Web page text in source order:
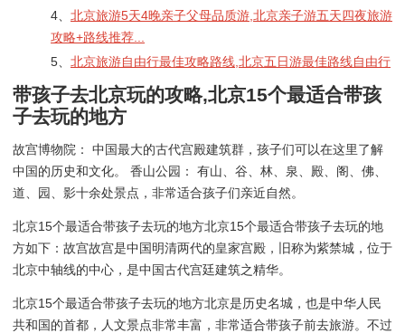
4、 北京旅游5天4晚亲子父母品质游,北京亲子游五天四夜旅游
攻略+路线推荐...
5、 北京旅游自由行最佳攻略路线,北京五日游最佳路线自由行
带孩子去北京玩的攻略,北京15个最适合带孩
子去玩的地方
故宫博物院： 中国最大的古代宫殿建筑群，孩子们可以在这里了解
中国的历史和文化。 香山公园： 有山、谷、林、泉、殿、阁、佛、
道、园、影十余处景点，非常适合孩子们亲近自然。
北京15个最适合带孩子去玩的地方北京15个最适合带孩子去玩的地
方如下：故宫故宫是中国明清两代的皇家宫殿，旧称为紫禁城，位于
北京中轴线的中心，是中国古代宫廷建筑之精华。
北京15个最适合带孩子去玩的地方北京是历史名城，也是中华人民
共和国的首都，人文景点非常丰富，非常适合带孩子前去旅游。不过